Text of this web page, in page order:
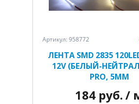
Артикул: 958772
ЛЕНТА SMD 2835
12V (БЕЛЫЙ-
PRO, 5ММ
184 руб./